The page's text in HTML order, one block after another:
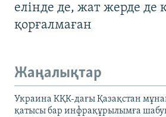
елінде де, жат жерде де
қорғалмаған
Жаңалықтар
Украина КҚК-дағы Қазақстан
қатысы бар инфрақұрылымға